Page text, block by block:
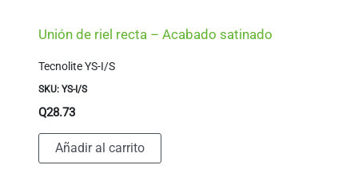
Unión de riel recta – Acabado satinado
Tecnolite YS-I/S
SKU: YS-I/S
Q28.73
Añadir al carrito